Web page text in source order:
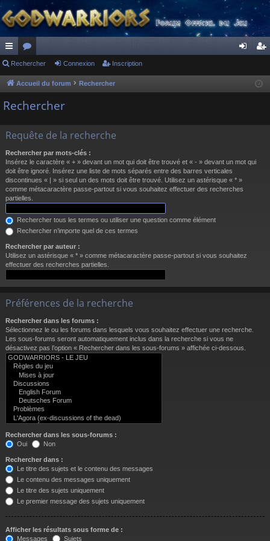
ac
co
ur
s
or
u
m
cri
Rechercher Connexion Inscription
Accueil du forum Rechercher
Rechercher
Requête de la recherche
Rechercher par mots-clés :
Insérez le caractère « + » devant un mot qui doit être trouvé et « - » devant un mot qui
doit être ignoré. Insérez une liste de mots séparés entre des barres verticales
discontinues « | » si seul un des mots doit être trouvé. Utilisez un astérisque « * »
comme métacaractère passe-partout si vous souhaitez effectuer des recherches
partielles.
Rechercher tous les termes ou utiliser une question comme élément
Rechercher n’importe quel de ces termes
Rechercher par auteur :
Utilisez un astérisque « * » comme métacaractère passe-partout si vous souhaitez
effectuer des recherches partielles.
Préférences de la recherche
Rechercher dans les forums :
Sélectionnez le ou les forums dans lesquels vous souhaitez effectuer une recherche.
Les sous-forums seront automatiquement inclus dans la recherche si vous ne
désactivez pas l’option « Rechercher dans les sous-forums » affichée ci-dessous.
Rechercher dans les sous-forums :
Oui
Non
Rechercher dans :
Le titre des sujets et le contenu des messages
Le contenu des messages uniquement
Le titre des sujets uniquement
Le premier message des sujets uniquement
Afficher les résultats sous forme de :
Messages
Sujets